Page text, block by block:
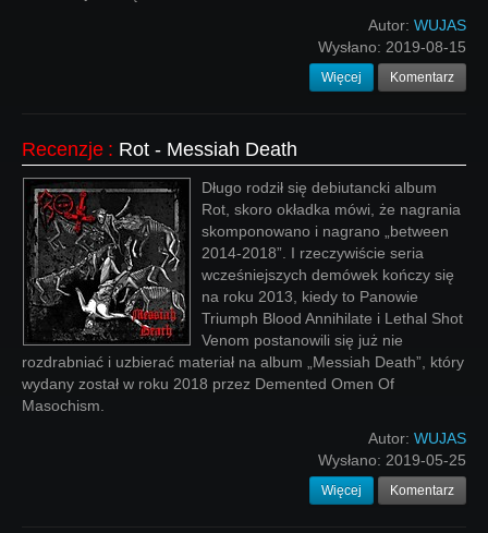
Autor: WUJAS
Wysłano: 2019-08-15
Więcej Komentarz
Recenzje : Rot - Messiah Death
Długo rodził się debiutancki album
Rot, skoro okładka mówi, że nagrania
skomponowano i nagrano „between
2014-2018”. I rzeczywiście seria
wcześniejszych demówek kończy się
na roku 2013, kiedy to Panowie
Triumph Blood Annihilate i Lethal Shot
Venom postanowili się już nie
rozdrabniać i uzbierać materiał na album „Messiah Death”, który
wydany został w roku 2018 przez Demented Omen Of
Masochism.
Autor: WUJAS
Wysłano: 2019-05-25
Więcej Komentarz